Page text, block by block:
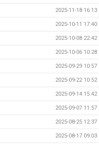
2025-11-18 16:13
2025-10-11 17:40
2025-10-08 22:42
2025-10-06 10:28
2025-09-29 10:57
2025-09-22 10:52
2025-09-14 15:42
2025-09-07 11:57
2025-08-25 12:37
2025-08-17 09:03